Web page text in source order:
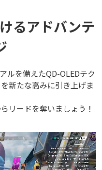
るアドバンテ
ルを備えたQD-OLEDテク
新たな高みに引き上げま
リードを奪いましょう！